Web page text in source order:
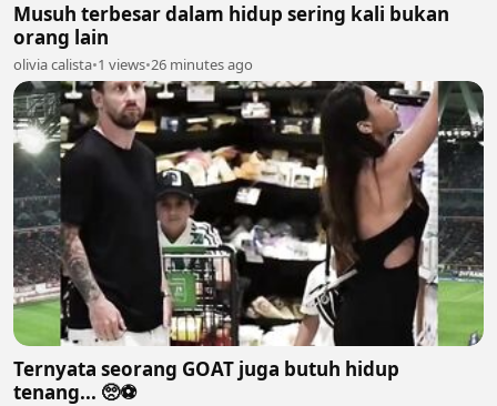
Musuh terbesar dalam hidup sering kali bukan
orang lain
olivia calista•1 views•26 minutes ago
Ternyata seorang GOAT juga butuh hidup
tenang... 🥺⚽